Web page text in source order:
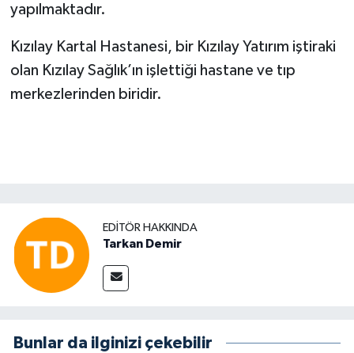
yapılmaktadır.
Kızılay Kartal Hastanesi, bir Kızılay Yatırım iştiraki
olan Kızılay Sağlık’ın işlettiği hastane ve tıp
merkezlerinden biridir.
EDITÖR HAKKINDA
Tarkan Demir
Bunlar da ilginizi çekebilir